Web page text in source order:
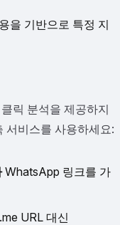
을 기반으로 특정 지
릭 분석을 제공하지
서비스를 사용하세요:
WhatsApp 링크를 가
URL 대신